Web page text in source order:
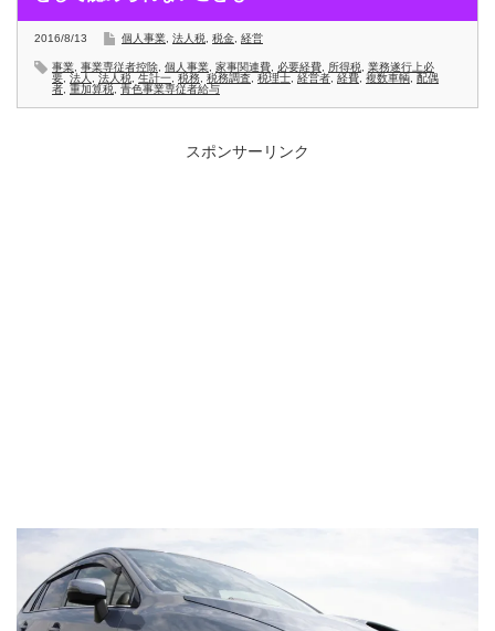
2016/8/13 個人事業 法人税 税金 経営
事業 事業専従者控除 個人事業 家事関連費 必要経費 所得税
業務遂行上必
要 法人 法人税 生計一 税務 税務調査 税理士 経営者 経費 複数車輌 配偶
者 重加算税 青色事業専従者給与
スポンサーリンク